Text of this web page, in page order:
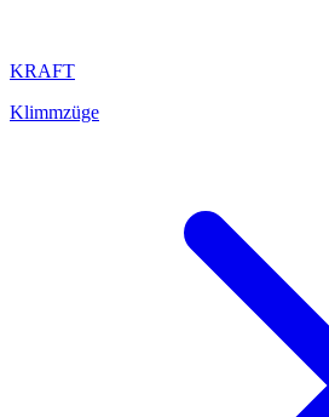
KRAFT
Klimmzüge